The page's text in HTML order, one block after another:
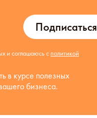
Подписаться
и соглашаюсь с политикой
в курсе полезных
бизнеса.